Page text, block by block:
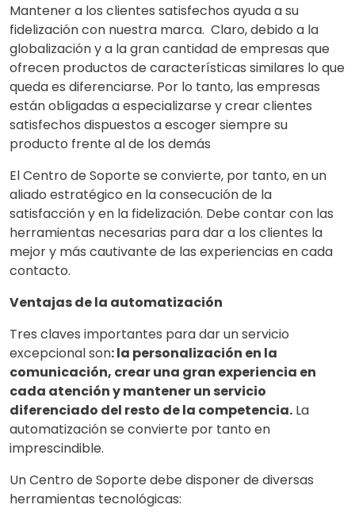
Mantener a los clientes satisfechos ayuda a su
fidelización con nuestra marca. Claro, debido a la
globalización y a la gran cantidad de empresas que
ofrecen productos de características similares lo que
queda es diferenciarse. Por lo tanto, las empresas
están obligadas a especializarse y crear clientes
satisfechos dispuestos a escoger siempre su
producto frente al de los demás
El Centro de Soporte se convierte, por tanto, en un
aliado estratégico en la consecución de la
satisfacción y en la fidelización. Debe contar con las
herramientas necesarias para dar a los clientes la
mejor y más cautivante de las experiencias en cada
contacto.
Ventajas de la automatización
Tres claves importantes para dar un servicio
excepcional son: la personalización en la
comunicación, crear una gran experiencia en
cada atención y mantener un servicio
diferenciado del resto de la competencia. La
automatización se convierte por tanto en
imprescindible.
Un Centro de Soporte debe disponer de diversas
herramientas tecnológicas: